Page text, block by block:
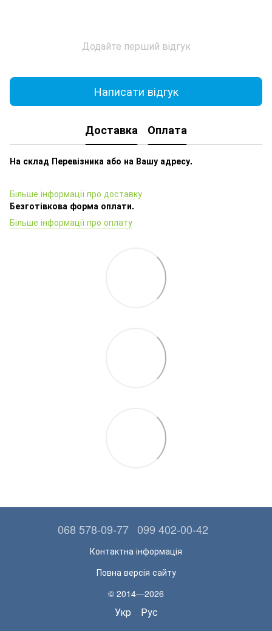
Додайте перший відгук
Написати відгук
Доставка Оплата
На склад Перевізника або на Вашу адресу.
Більше інформації про доставку
Безготівкова форма оплати.
Більше інформації про оплату
068 578-09-77 099 402-00-42
Контактна інформація
Повна версія сайту
© 2014—2026
Укр Рус